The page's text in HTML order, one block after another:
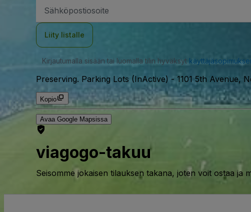
Liity listalle
Kirjautumalla sisään tai luomalla tilin hyväksyt
Preserving. Parking Lots (InActive) - 1101 5th Avenue,
Kopio
Avaa Google Mapsissa
viagogo-takuu
Seisomme jokaisen tilauksen takana, joten voit ostaa ja